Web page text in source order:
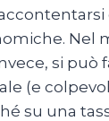
Nel
si può
(e
su una